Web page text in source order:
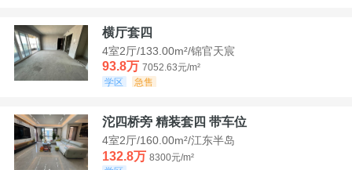
横厅套四
4室2厅/133.00m²/锦官天宸
93.8万 7052.63元/m²
学区
急售
沱四桥旁 精装套四 带车位
4室2厅/160.00m²/江东半岛
132.8万 8300元/m²